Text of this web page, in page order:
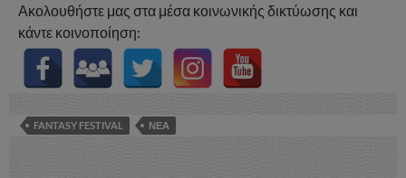
Ακολουθήστε μας στα μέσα κοινωνικής δικτύωσης και
κάντε κοινοποίηση:
FANTASY FESTIVAL ΝΕΑ